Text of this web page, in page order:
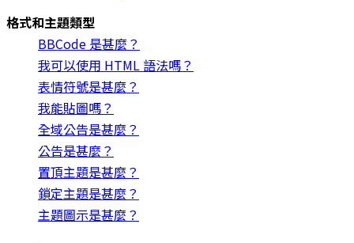
格式和主題類型
BBCode 是甚麼？
我可以使用 HTML 語法嗎？
表情符號是甚麼？
我能貼圖嗎？
全域公告是甚麼？
公告是甚麼？
置頂主題是甚麼？
鎖定主題是甚麼？
主題圖示是甚麼？